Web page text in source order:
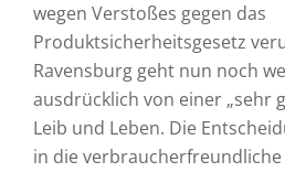
wegen Verstoßes gegen das
Produktsicherheitsgesetz
Ravensburg geht nun noch
ausdrücklich von einer „sehr
Leib und Leben. Die
in die